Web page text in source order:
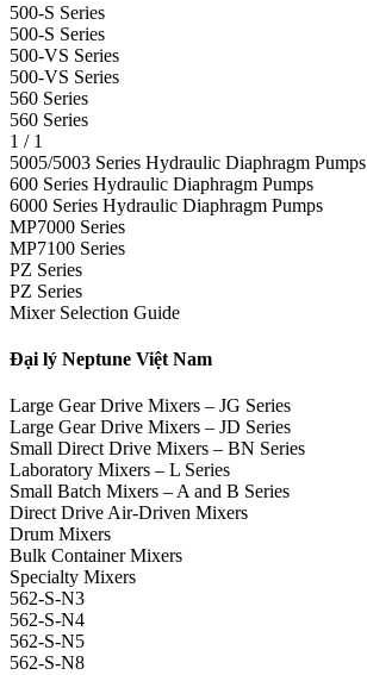
500-S Series
500-S Series
500-VS Series
500-VS Series
560 Series
560 Series
1 / 1
5005/5003 Series Hydraulic Diaphragm Pumps
600 Series Hydraulic Diaphragm Pumps
6000 Series Hydraulic Diaphragm Pumps
MP7000 Series
MP7100 Series
PZ Series
PZ Series
Mixer Selection Guide
Đại lý Neptune Việt Nam
Large Gear Drive Mixers – JG Series
Large Gear Drive Mixers – JD Series
Small Direct Drive Mixers – BN Series
Laboratory Mixers – L Series
Small Batch Mixers – A and B Series
Direct Drive Air-Driven Mixers
Drum Mixers
Bulk Container Mixers
Specialty Mixers
562-S-N3
562-S-N4
562-S-N5
562-S-N8